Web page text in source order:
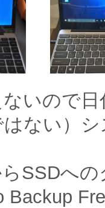
いので
ない）
SSDへ
Backup